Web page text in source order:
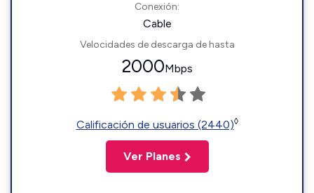
Conexión:
Cable
Velocidades de descarga de hasta
2000Mbps
Calificación de usuarios (2440)◊
Ver Planes